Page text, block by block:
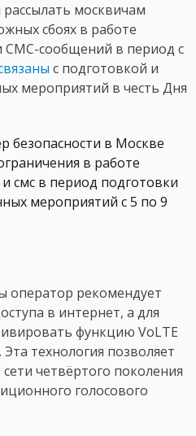
москвичам
сбоях в работе
СМС-сообщений в период с
с подготовкой и
мероприятий в честь Дня
безопасности в Москве
в работе
смс в период подготовки
мероприятий с 5 по 9
оператор рекомендует
в интернет, а для
функцию VoLTE
технология позволяет
четвёртого поколения
голосового